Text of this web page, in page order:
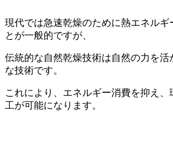
現代では急速乾燥のために熱エネルギ
とが一般的ですが、
伝統的な自然乾燥技術は自然の力を活
な技術です。
これにより、エネルギー消費を抑え
工が可能になります。